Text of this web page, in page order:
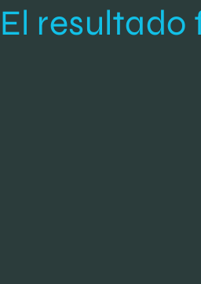
El resultado